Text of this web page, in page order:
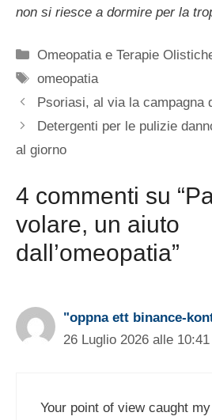
non si riesce a dormire per la
Categorie
Omeopatia e Terapie
Tag
omeopatia
Psoriasi, al via la campagna
Detergenti per le pulizie
al giorno
4 commenti su
volare, un aiuto
dall’omeopatia”
"oppna ett binance-
26 Luglio 2026 alle 10:41
Your point of view caught